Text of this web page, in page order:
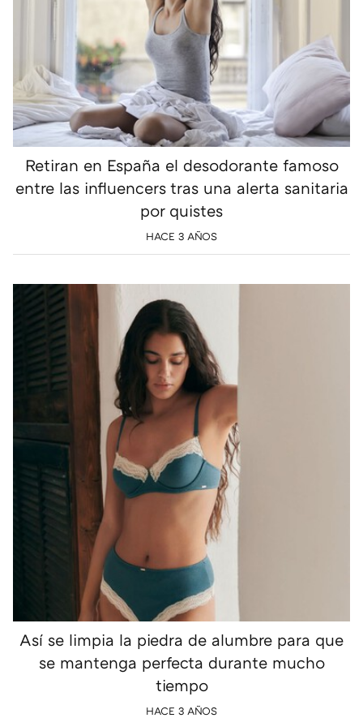
Retiran en España el desodorante famoso
entre las influencers tras una alerta sanitaria
por quistes
HACE 3 AÑOS
Así se limpia la piedra de alumbre para que
se mantenga perfecta durante mucho
tiempo
HACE 3 AÑOS